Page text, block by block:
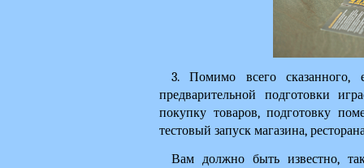
3. Помимо всего сказанного,
предварительной подготовки
покупку товаров, подготовку
тестовый запуск магазина,
Вам должно быть известно,